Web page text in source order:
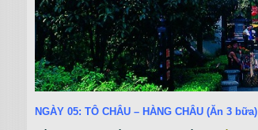
NGÀY 05: TÔ CHÂU – HÀNG CHÂU (Ăn 3 bữa)